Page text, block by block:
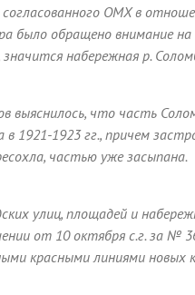
ОМХ в
было обращено внимание
набережная р.
выяснилось, что часть
1921-1923 гг., причем
частью уже засыпана.
улиц, площадей и
от 10 октября с.г. за №
красными линиями